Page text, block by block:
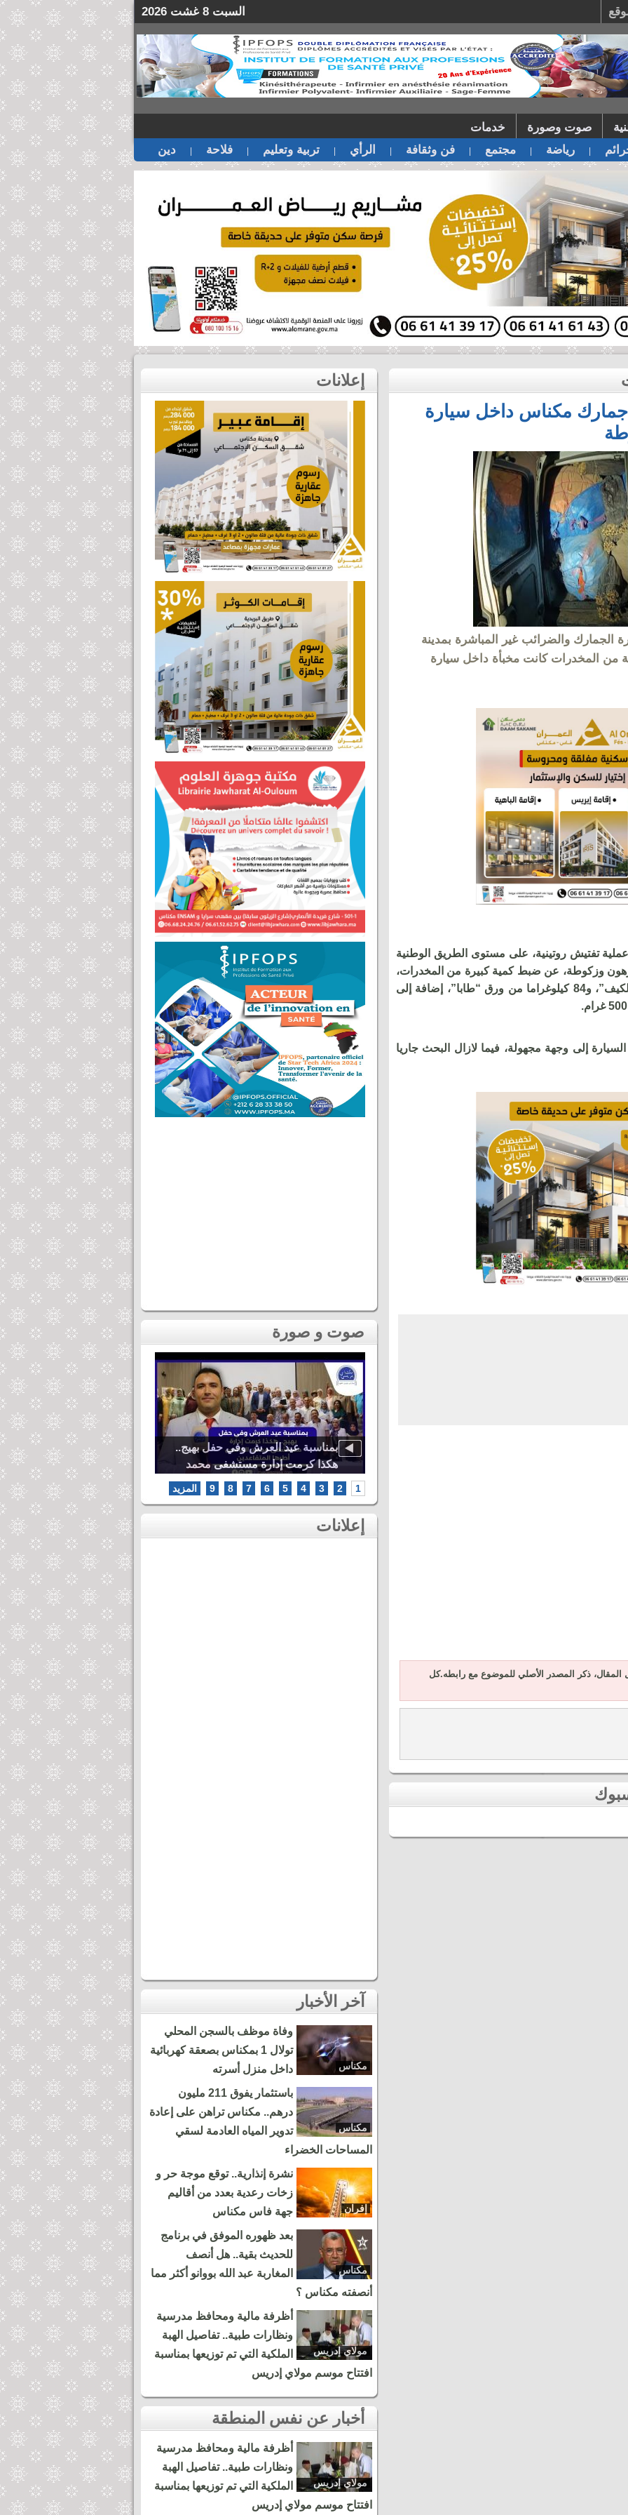
السبت 8 غشت 2026
رياضة مجتمع فن وثقافة الرأي تربية وتعليم فلاحة دين
صوت وصورة خدمات
جمارك مكناس داخل سيارة
الجمارك والضرائب غير المباشرة بمدينة
من المخدرات كانت مخبأة داخل سيارة
تفتيش روتينية، على مستوى الطريق الوطنية
وزكوطة، عن ضبط كمية كبيرة من المخدرات،
ويتعلق الأمر ب320 كيلوغراما من “الكيف”، و84 كيلوغراما من ورق “طابا”، إضافة إلى
إلى وجهة مجهولة، فيما لازال البحث جاريا
ذكر المصدر الأصلي للموضوع مع رابطه.كل
بمناسبة عيد العرش وفي حفل بهيج..
هكذا كرمت إدارة مستشفى محمد
الخامس أطرها المتقاعدين
1
2
3
4
5
6
7
8
9 المزيد
مكناس
وفاة موظف بالسجن المحلي
تولال 1 بمكناس بصعقة كهربائية
داخل منزل أسرته
مكناس
باستثمار يفوق 211 مليون
درهم.. مكناس تراهن على إعادة
تدوير المياه العادمة لسقي
المساحات الخضراء
إفران
نشرة إنذارية.. توقع موجة حر و
زخات رعدية بعدد من أقاليم
جهة فاس مكناس
مكناس
بعد ظهوره الموفق في برنامج
للحديث بقية.. هل أنصف
المغاربة عبد الله بووانو أكثر مما
أنصفته مكناس ؟
مولاي إدريس
زرهون
أظرفة مالية ومحافظ مدرسية
ونظارات طبية.. تفاصيل الهبة
الملكية التي تم توزيعها بمناسبة
افتتاح موسم مولاي إدريس
مولاي إدريس
زرهون
أظرفة مالية ومحافظ مدرسية
ونظارات طبية.. تفاصيل الهبة
الملكية التي تم توزيعها بمناسبة
افتتاح موسم مولاي إدريس